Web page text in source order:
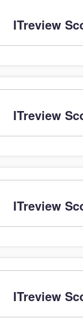
ITreview
ITreview
ITreview
ITreview